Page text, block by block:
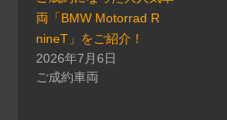
両「BMW Motorrad R
nineT」をご紹介！
2026年7月6日
ご成約車両